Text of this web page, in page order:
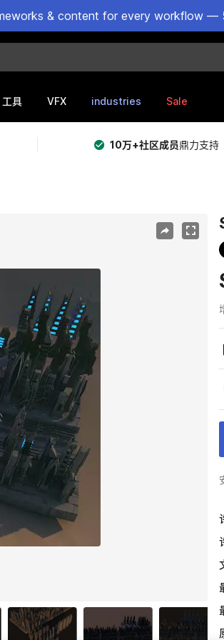
& content for every workflow —
工具 VFX industries Sale
10万+社区成员鼎力支持